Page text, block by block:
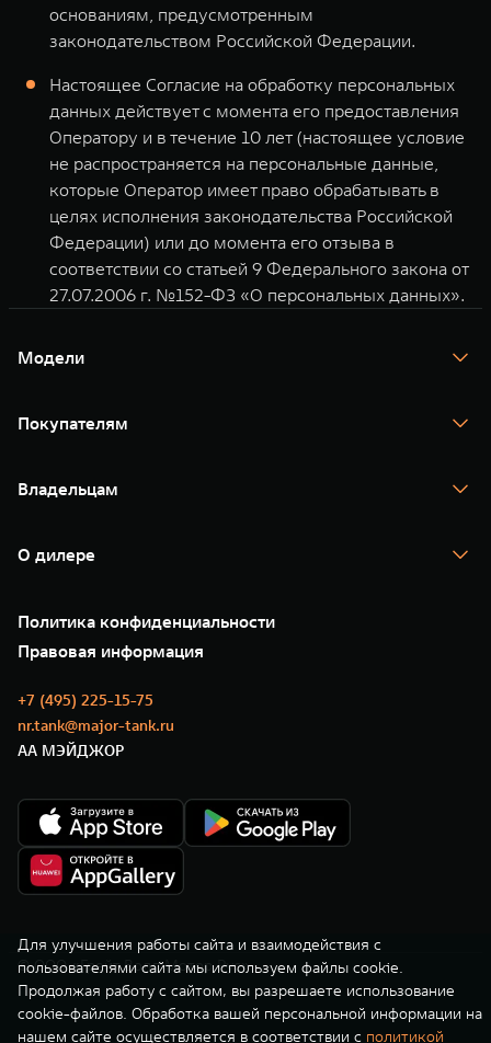
основаниям, предусмотренным
законодательством Российской Федерации.
Настоящее Согласие на обработку персональных
данных действует с момента его предоставления
Оператору и в течение 10 лет (настоящее условие
не распространяется на персональные данные,
которые Оператор имеет право обрабатывать в
целях исполнения законодательства Российской
Федерации) или до момента его отзыва в
соответствии со статьей 9 Федерального закона от
27.07.2006 г. №152-ФЗ «О персональных данных».
Модели
TANK 400
TANK 500
Покупателям
Тест-драйв
TANK Финансы
Корпоративным клиентам
Зарядные станции
Владельцам
Помощь на дороге
Новые цифровые сервисы TANK
Сервис
Нулевое ТО
Моторные масла
О дилере
35 лет GWM
GWM ТЕХ ДЕНЬ
Новости
Политика конфиденциальности
Правовая информация
+7 (495) 225-15-75
nr.tank@major-tank.ru
АА МЭЙДЖОР
© ООО «Грейт Волл Мотор Рус»
Для улучшения работы сайта и взаимодействия с
пользователями сайта мы используем файлы cookie.
Продолжая работу с сайтом, вы разрешаете использование
cookie-файлов. Обработка вашей персональной информации на
нашем сайте осуществляется в соответствии с политикой